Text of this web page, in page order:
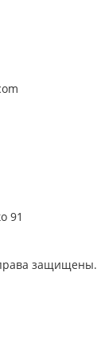
91
защищены.